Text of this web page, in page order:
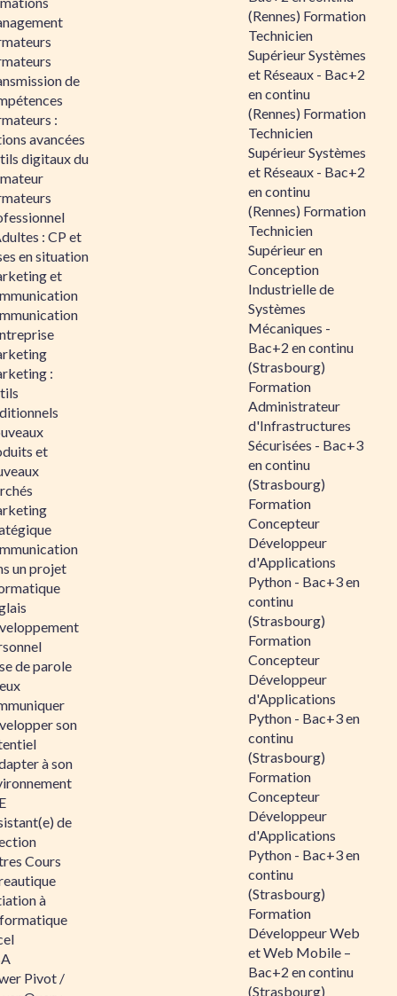
de
:
avancées
digitaux du
: CP et
en situation
et
:
et
un projet
de parole
son
à son
de
Cours
à
Pivot /
(Rennes) Formation
Technicien
Supérieur Systèmes
et Réseaux - Bac+2
en continu
(Rennes) Formation
Technicien
Supérieur Systèmes
et Réseaux - Bac+2
en continu
(Rennes) Formation
Technicien
Supérieur en
Conception
Industrielle de
Systèmes
Mécaniques -
Bac+2 en continu
(Strasbourg)
Formation
Administrateur
d'Infrastructures
Sécurisées - Bac+3
en continu
(Strasbourg)
Formation
Concepteur
Développeur
d'Applications
Python - Bac+3 en
continu
(Strasbourg)
Formation
Concepteur
Développeur
d'Applications
Python - Bac+3 en
continu
(Strasbourg)
Formation
Concepteur
Développeur
d'Applications
Python - Bac+3 en
continu
(Strasbourg)
Formation
Développeur Web
et Web Mobile –
Bac+2 en continu
(Strasbourg)